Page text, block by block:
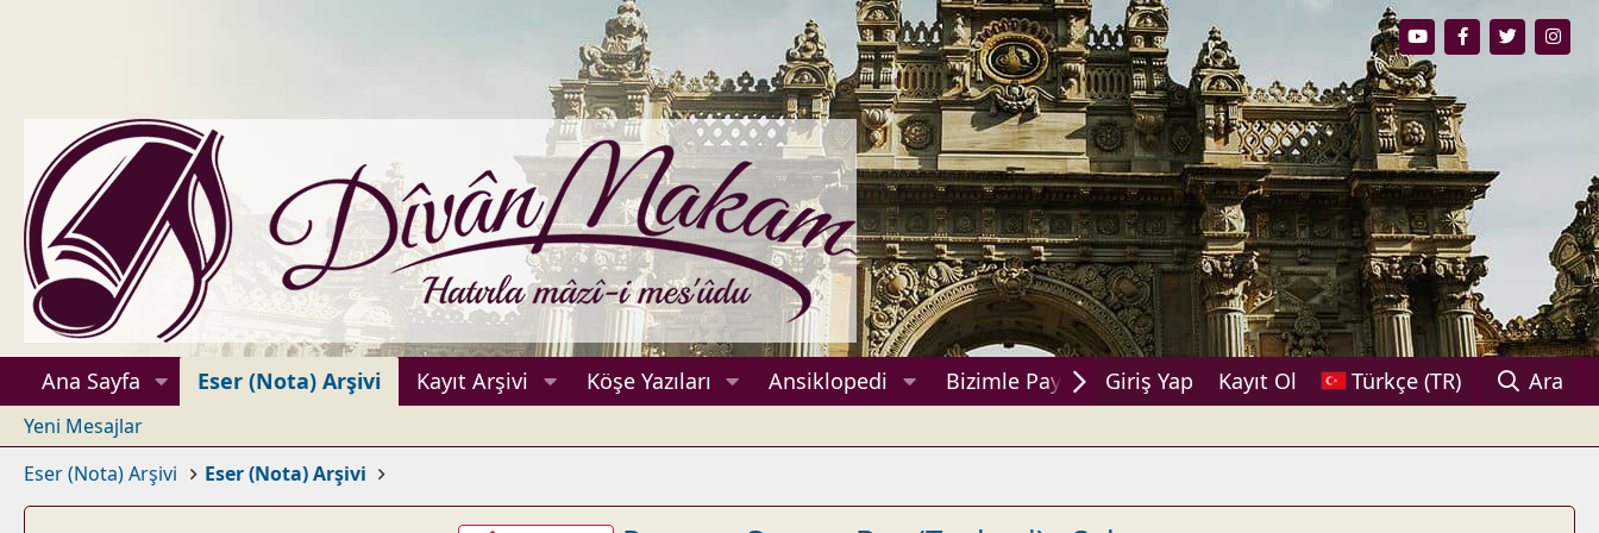
Ana Sayfa Eser (Nota) Arşivi Kayıt Arşivi Köşe Yazıları Ansiklopedi Bizimle Paylaşın!Giriş Yap Kayıt Ol Türkçe (TR) Ara
Yeni Mesajlar
Eser (Nota) Arşivi
Eser (Nota) Arşivi